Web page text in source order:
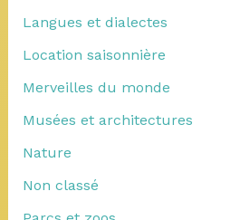
Langues et dialectes
Location saisonnière
Merveilles du monde
Musées et architectures
Nature
Non classé